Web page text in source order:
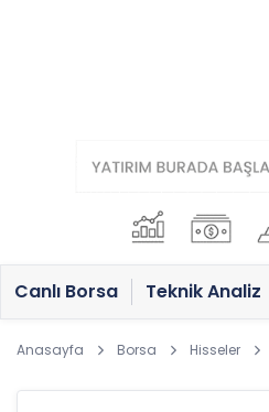
Canlı Borsa Teknik Analiz
Anasayfa Borsa Hisseler